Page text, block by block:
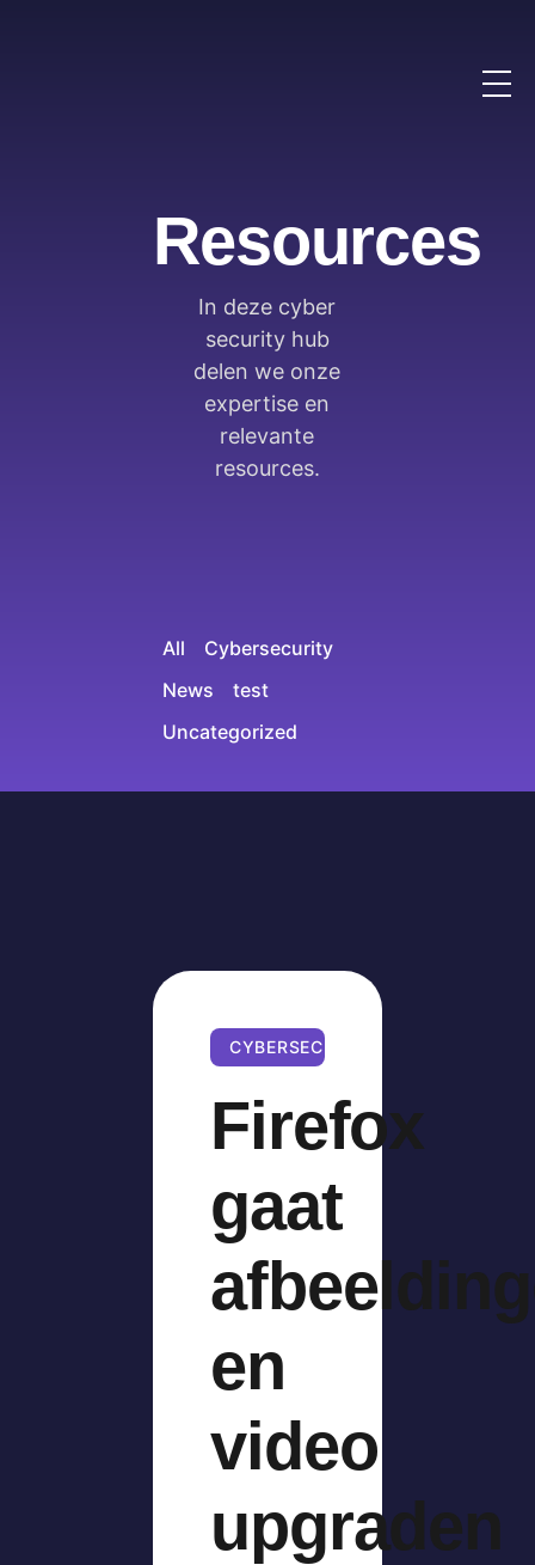
Resources
In deze cyber
security hub
delen we onze
expertise en
relevante
resources.
Cybersecurity
News
test
Uncategorized
All
CYBERSECURITY
Firefox
gaat
en
video
upgraden